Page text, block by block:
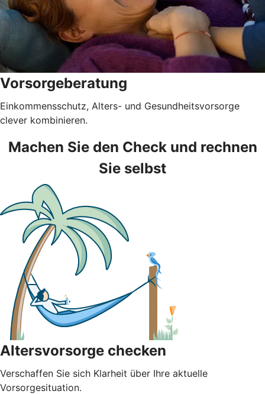
Vorsorgeberatung
Einkommensschutz, Alters- und Gesundheitsvorsorge
clever kombinieren.
Machen Sie den Check und rechnen
Sie selbst
Altersvorsorge checken
Verschaffen Sie sich Klarheit über Ihre aktuelle
Vorsorgesituation.